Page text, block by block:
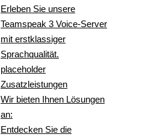
Erleben Sie unsere
Teamspeak 3 Voice-Server
mit erstklassiger
Sprachqualität.
placeholder
Zusatzleistungen
Wir bieten Ihnen Lösungen
an:
Entdecken Sie die